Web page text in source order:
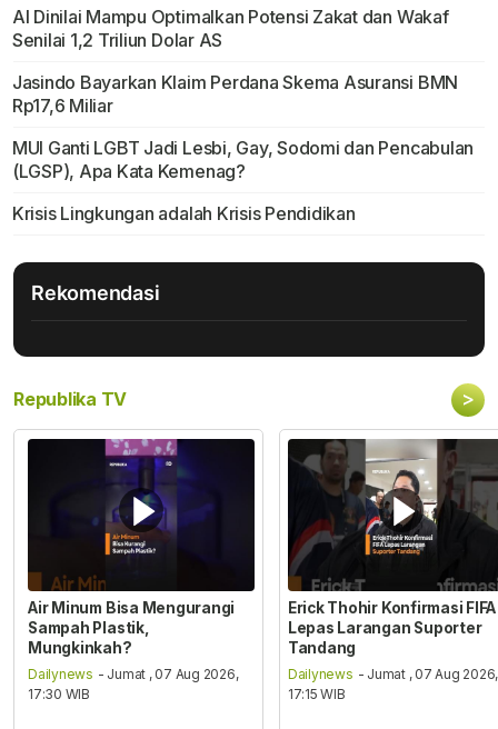
AI Dinilai Mampu Optimalkan Potensi Zakat dan Wakaf
Senilai 1,2 Triliun Dolar AS
Jasindo Bayarkan Klaim Perdana Skema Asuransi BMN
Rp17,6 Miliar
MUI Ganti LGBT Jadi Lesbi, Gay, Sodomi dan Pencabulan
(LGSP), Apa Kata Kemenag?
Krisis Lingkungan adalah Krisis Pendidikan
Rekomendasi
Republika TV >
Air Minum Bisa Mengurangi
Sampah Plastik,
Mungkinkah?
Dailynews - Jumat , 07 Aug 2026,
17:30 WIB
Erick Thohir Konfirmasi FIFA
Lepas Larangan Suporter
Tandang
Dailynews - Jumat , 07 Aug 2026,
17:15 WIB